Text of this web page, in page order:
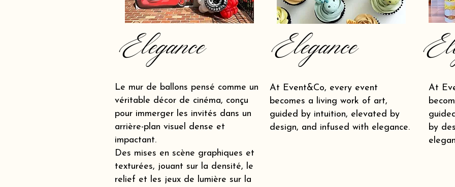
Elegance
Le mur de ballons pensé comme un
véritable décor de cinéma, conçu
pour immerger les invités dans un
arrière-plan visuel dense et
impactant.
Des mises en scène graphiques et
texturées, jouant sur la densité, le
relief et les jeux de lumière sur la
Elegance
At Event&Co, every event
becomes a living work of art,
guided by intuition, elevated by
design, and infused with elegance.
At
by